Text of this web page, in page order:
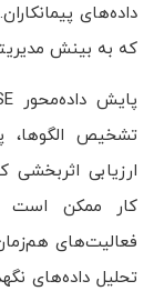
داده‌های
که به بینش
تشخیص الگوها،
ارزیابی اثربخشی
کار ممکن است
فعالیت‌های
تحلیل داده‌های